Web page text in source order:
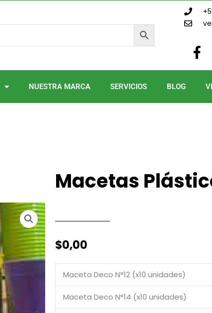
F
a
c
NUESTRA MARCA SERVICIOS BLOG
Macetas
$0,00
Maceta Deco N°12 (x10 unidades)
Maceta Deco N°14 (x10 unidades)